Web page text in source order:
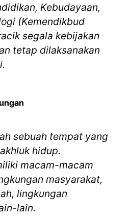
Kebudayaan,
(Kemendikbud
segala kebijakan
tetap dilaksanakan
sebuah tempat yang
hidup.
macam-macam
masyarakat,
lingkungan
lain.